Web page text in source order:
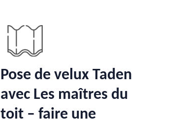
Pose de velux Taden
avec Les maîtres du
toit – faire une